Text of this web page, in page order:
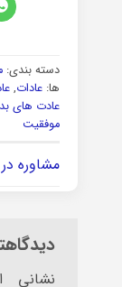
دسته بندی:
ها: عادات,
عادت های
موفقیت
مشاوره
نشانی